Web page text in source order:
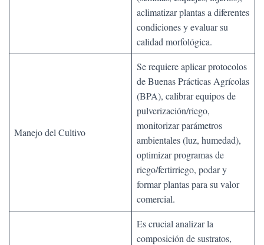
aclimatizar plantas a diferentes
condiciones y evaluar su
calidad morfológica.
Manejo del Cultivo
Se requiere aplicar protocolos
de Buenas Prácticas Agrícolas
(BPA), calibrar equipos de
pulverización/riego,
monitorizar parámetros
ambientales (luz, humedad),
optimizar programas de
riego/fertirriego, podar y
formar plantas para su valor
comercial.
Es crucial analizar la
composición de sustratos,